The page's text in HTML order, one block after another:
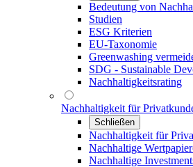
Bedeutung von
Studien
ESG Kriterien
EU-Taxonomie
Greenwashing
SDG - Sustainable
Nachhaltigkeitsrating
Nachhaltigkeit für
Schließen
Nachhaltigkeit für
Nachhaltige
Nachhaltige